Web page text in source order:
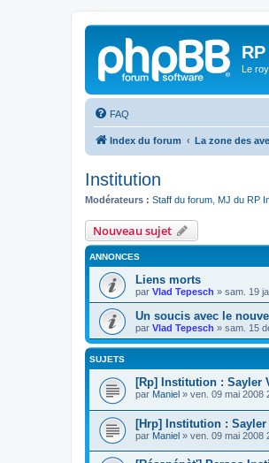
Le
FAQ
Index du forum La zone des
Institution
Modérateurs : Staff du forum MJ du RP
Nouveau sujet
ANNONCES
Liens morts
par Vlad Tepesch » sam. 19
Un soucis avec le
par Vlad Tepesch » sam. 15
SUJETS
[Rp] Institution : Sayler
par Maniel » ven. 09 mai 2008
[Hrp] Institution : Sayler
par Maniel » ven. 09 mai 2008